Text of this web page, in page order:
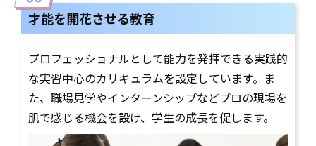
才能を開花させる教育
プロフェッショナルとして能力を発揮できる実践的
な実習中心のカリキュラムを設定しています。ま
た、職場見学やインターンシップなどプロの現場を
肌で感じる機会を設け、学生の成長を促します。